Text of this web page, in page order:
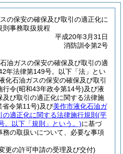
の保安の確保及び取引の適正化に
則事務取扱規程
平成20年3月31日
消防訓令第2号
油ガスの保安の確保及び取引の適
年法律第149号。以下「法」とい
化石油ガスの保安の確保及び取引
行令(昭和43年政令第14号)及び液
び取引の適正化に関する法律施
省令第11号)及び美作市液化石油ガ
適正化に関する法律施行規則 (平
。以下「規則」という。)に基づ
務の取扱いについて、必要な事項
更の許可申請の受理及び交付)